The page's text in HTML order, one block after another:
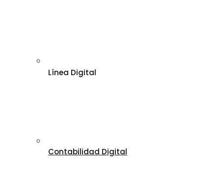
Línea Digital
Contabilidad Digital